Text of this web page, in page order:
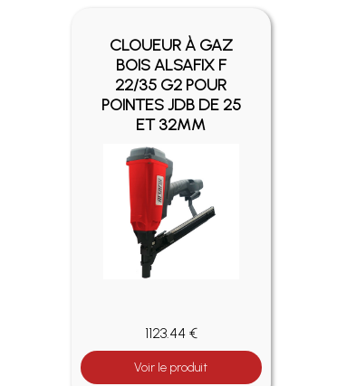
CLOUEUR À GAZ
BOIS ALSAFIX F
22/35 G2 POUR
POINTES JDB DE 25
ET 32MM
1123.44 €
Voir le produit